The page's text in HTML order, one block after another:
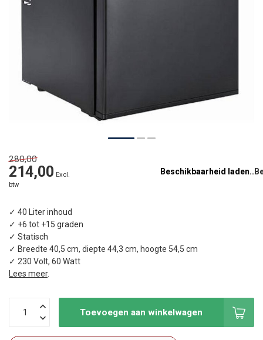
280,00
214,00 Excl.
btw
Beschikbaarheid laden..
✓ 40 Liter inhoud
✓ +6 tot +15 graden
✓ Statisch
✓ Breedte 40,5 cm, diepte 44,3 cm, hoogte 54,5 cm
✓ 230 Volt, 60 Watt
Lees meer.
Toevoegen aan winkelwagen